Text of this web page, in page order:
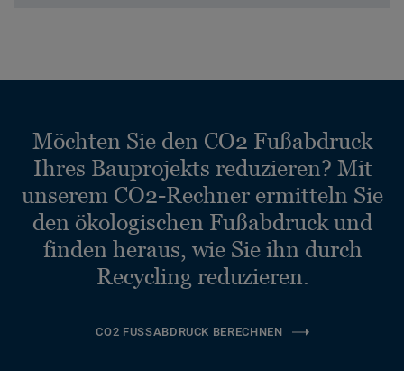
Möchten Sie den CO2 Fußabdruck
Ihres Bauprojekts reduzieren? Mit
unserem CO2-Rechner ermitteln Sie
den ökologischen Fußabdruck und
finden heraus, wie Sie ihn durch
Recycling reduzieren.
CO2 FUSSABDRUCK BERECHNEN